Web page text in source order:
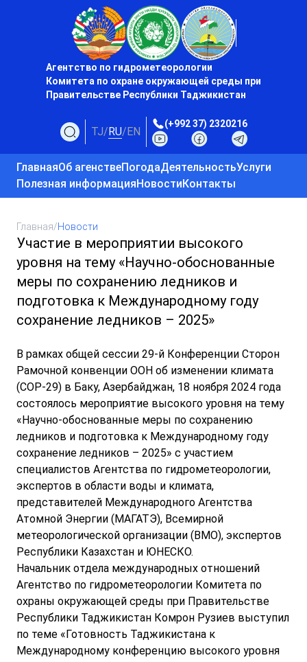
Агентство по гидрометеорологии
Комитета по охране окружающей среды при
Правительстве Республики Таджикистан
TJ/RU/EN
(+992 37) 2320216
ГлавнаяОб агенствеПогодаДеятельностьУслуги
Полезная информацияНовостиКонтакты
Главная/Новости
Участие в мероприятии высокого
уровня на тему «Научно-обоснованные
меры по сохранению ледников и
подготовка к Международному году
сохранение ледников – 2025»
В рамках общей сессии 29-й Конференции Сторон
Рамочной конвенции ООН об изменении климата
(COP-29) в Баку, Азербайджан, 18 ноября 2024 года
состоялось мероприятие высокого уровня на тему
«Научно-обоснованные меры по сохранению
ледников и подготовка к Международному году
сохранение ледников – 2025» с участием
специалистов Агентства по гидрометеорологии,
экспертов в области воды и климата,
представителей Международного Агентства
Атомной Энергии (МАГАТЭ), Всемирной
метеорологической организации (ВМО), экспертов
Республики Казахстан и ЮНЕСКО.
Начальник отдела международных отношений
Агентство по гидрометеорологии Комитета по
охраны окружающей среды при Правительстве
Республики Таджикистан Комрон Рузиев выступил
по теме «Готовность Таджикистана к
Международному конференцию высокого уровня